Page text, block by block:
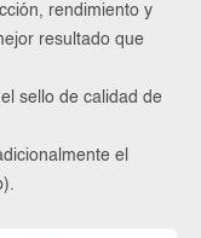
rendimiento y
resultado que
sello de calidad de
el